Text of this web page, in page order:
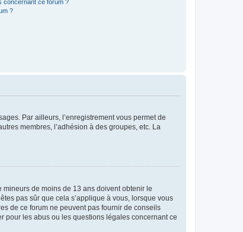
concernant ce forum ?
?
Par ailleurs, l’enregistrement vous permet de
membres, l’adhésion à des groupes, etc. La
de moins de 13 ans doivent obtenir le
pas sûr que cela s’applique à vous, lorsque vous
de ce forum ne peuvent pas fournir de conseils
pour les abus ou les questions légales concernant ce